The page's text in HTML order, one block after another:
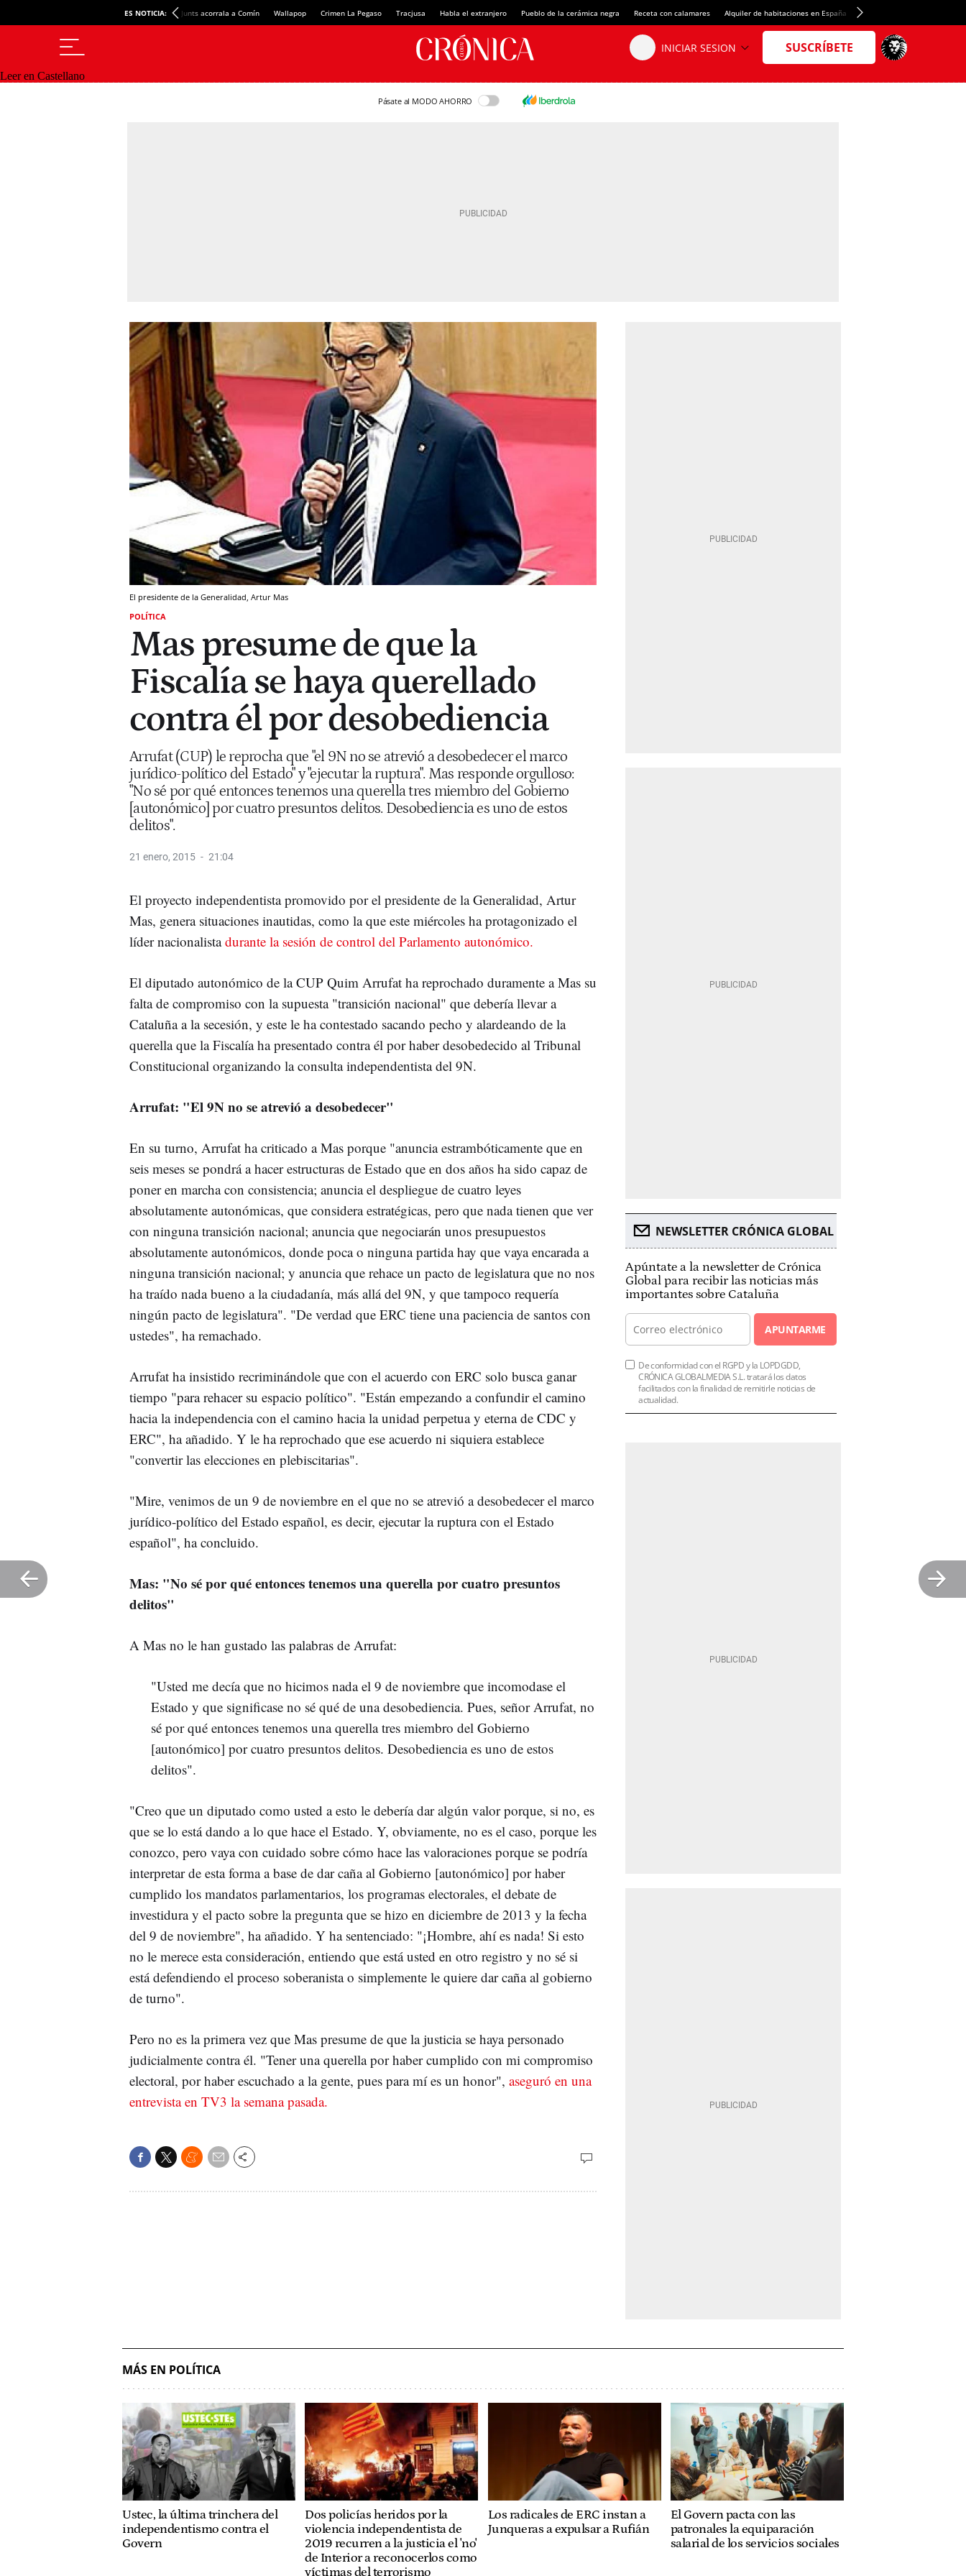
ES NOTICIA: Junts acorrala a Comín Wallapop Crimen La Pegaso Tracjusa Habla el extranjero Pueblo de la cerámica negra Receta con calamares Alquiler de habitaciones en España Crédito del Spotify Camp Nou
Leer en Castellano
Pásate al MODO AHORRO
El presidente de la Generalidad, Artur Mas
POLÍTICA
Mas presume de que la
Fiscalía se haya querellado
contra él por desobediencia
Arrufat (CUP) le reprocha que "el 9N no se atrevió a desobedecer el marco
jurídico-político del Estado" y "ejecutar la ruptura". Mas responde orgulloso:
"No sé por qué entonces tenemos una querella tres miembro del Gobierno
[autonómico] por cuatro presuntos delitos. Desobediencia es uno de estos
delitos".
21 enero, 2015 21:04
El proyecto independentista promovido por el presidente de la Generalidad, Artur
Mas, genera situaciones inautidas, como la que este miércoles ha protagonizado el
líder nacionalistadurante la sesión de control del Parlamento autonómico.
El diputado autonómico de la CUP Quim Arrufat ha reprochado duramente a Mas su
falta de compromiso con la supuesta "transición nacional" que debería llevar a
Cataluña a la secesión, y este le ha contestado sacando pecho y alardeando de la
querella que la Fiscalía ha presentado contra él por haber desobedecido al Tribunal
Constitucional organizando la consulta independentista del 9N.
Arrufat: "El 9N no se atrevió a desobedecer"
En su turno, Arrufat ha criticado a Mas porque "anuncia estrambóticamente que en
seis meses se pondrá a hacer estructuras de Estado que en dos años ha sido capaz de
poner en marcha con consistencia; anuncia el despliegue de cuatro leyes
absolutamente autonómicas, que considera estratégicas, pero que nada tienen que ver
con ninguna transición nacional; anuncia que negociarán unos presupuestos
absolutamente autonómicos, donde poca o ninguna partida hay que vaya encarada a
ninguna transición nacional; y anuncia que rehace un pacto de legislatura que no nos
ha traído nada bueno a la ciudadanía, más allá del 9N, y que tampoco requería
ningún pacto de legislatura". "De verdad que ERC tiene una paciencia de santos con
ustedes", ha remachado.
Arrufat ha insistido recriminándole que con el acuerdo con ERC solo busca ganar
tiempo "para rehacer su espacio político". "Están empezando a confundir el camino
hacia la independencia con el camino hacia la unidad perpetua y eterna de CDC y
ERC", ha añadido. Y le ha reprochado que ese acuerdo ni siquiera establece
"convertir las elecciones en plebiscitarias".
"Mire, venimos de un 9 de noviembre en el que no se atrevió a desobedecer el marco
jurídico-político del Estado español, es decir, ejecutar la ruptura con el Estado
español", ha concluido.
Mas: "No sé por qué entonces tenemos una querella por cuatro presuntos
delitos"
A Mas no le han gustado las palabras de Arrufat:
"Usted me decía que no hicimos nada el 9 de noviembre que incomodase el
Estado y que significase no sé qué de una desobediencia. Pues, señor Arrufat, no
sé por qué entonces tenemos una querella tres miembro del Gobierno
[autonómico] por cuatro presuntos delitos. Desobediencia es uno de estos
delitos".
"Creo que un diputado como usted a esto le debería dar algún valor porque, si no, es
que se lo está dando a lo que hace el Estado. Y, obviamente, no es el caso, porque les
conozco, pero vaya con cuidado sobre cómo hace las valoraciones porque se podría
interpretar de esta forma a base de dar caña al Gobierno [autonómico] por haber
cumplido los mandatos parlamentarios, los programas electorales, el debate de
investidura y el pacto sobre la pregunta que se hizo en diciembre de 2013 y la fecha
del 9 de noviembre", ha añadido. Y ha sentenciado: "¡Hombre, ahí es nada! Si esto
no le merece esta consideración, entiendo que está usted en otro registro y no sé si
está defendiendo el proceso soberanista o simplemente le quiere dar caña al gobierno
de turno".
Pero no es la primera vez que Mas presume de que la justicia se haya personado
judicialmente contra él. "Tener una querella por haber cumplido con mi compromiso
electoral, por haber escuchado a la gente, pues para mí es un honor", aseguró en una
entrevista en TV3 la semana pasada.
NEWSLETTER CRÓNICA GLOBAL
Apúntate a la newsletter de Crónica
Global para recibir las noticias más
importantes sobre Cataluña
APUNTARME
De conformidad con el RGPD y la LOPDGDD,
CRÓNICA GLOBALMEDIA S.L. tratará los datos
facilitados con la finalidad de remitirle noticias de
actualidad.
MÁS EN POLÍTICA
Ustec, la última trinchera del
independentismo contra el
Govern
Dos policías heridos por la
violencia independentista de
2019 recurren a la justicia el 'no'
de Interior a reconocerlos como
víctimas del terrorismo
Los radicales de ERC instan a
Junqueras a expulsar a Rufián
El Govern pacta con las
patronales la equiparación
salarial de los servicios sociales